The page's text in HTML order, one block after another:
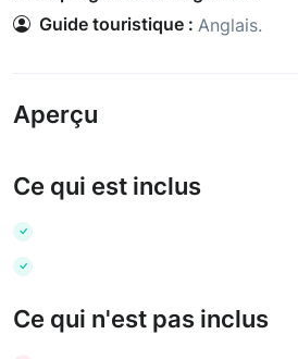
Guide touristique : Anglais.
Aperçu
Ce qui est inclus
Ce qui n'est pas inclus